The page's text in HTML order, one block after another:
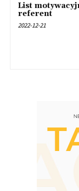
List
referent
2022-12-21